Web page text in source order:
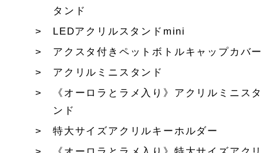
タンド
LEDアクリルスタンドmini
アクスタ付きペットボトルキャップカバー
アクリルミニスタンド
《オーロラとラメ入り》アクリルミニスタ
ンド
特大サイズアクリルキーホルダー